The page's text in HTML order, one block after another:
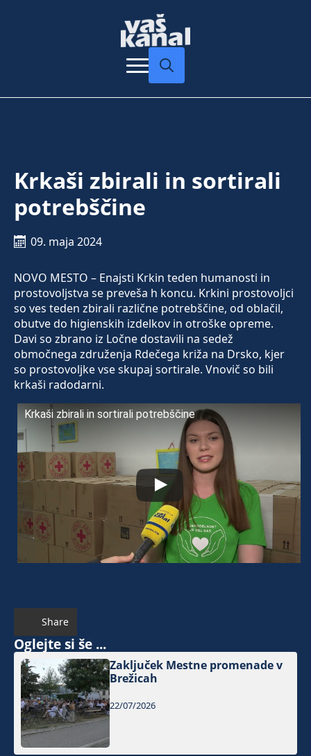
Krkaši zbirali in sortirali
potrebščine
09. maja 2024
NOVO MESTO – Enajsti Krkin teden humanosti in
prostovoljstva se preveša h koncu. Krkini prostovoljci
so ves teden zbirali različne potrebščine, od oblačil,
obutve do higienskih izdelkov in otroške opreme.
Davi so zbrano iz Ločne dostavili na sedež
območnega združenja Rdečega križa na Drsko, kjer
so prostovoljke vse skupaj sortirale. Vnovič so bili
krkaši radodarni.
Krkaši zbirali in sortirali potrebščine
Share
Oglejte si še ...
Zaključek Mestne promenade v
Brežicah
22/07/2026